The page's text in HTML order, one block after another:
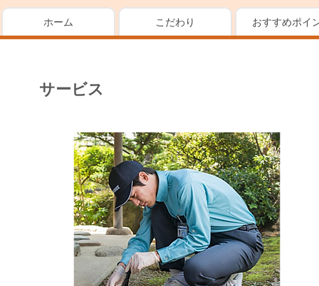
ホーム こだわり おすすめポイ
サービス